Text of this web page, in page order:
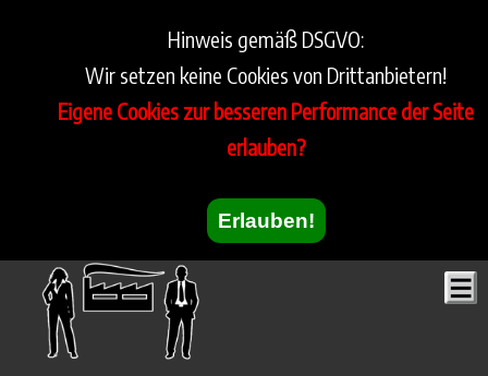
Hinweis gemäß DSGVO:
Wir setzen keine Cookies von Drittanbietern!
Eigene Cookies zur besseren Performance der Seite
erlauben?
Erlauben!